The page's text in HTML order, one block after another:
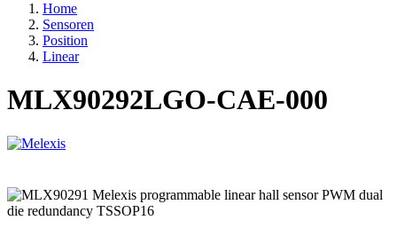
Home
Sensoren
Position
Linear
MLX90292LGO-CAE-000